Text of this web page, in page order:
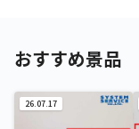
おすすめ景品
26.07.17